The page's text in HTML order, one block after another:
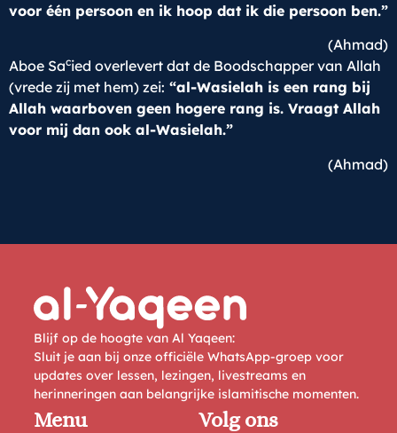
voor één persoon en ik hoop dat ik die persoon ben.”
(Ahmad)
Aboe Sacied overlevert dat de Boodschapper van Allah
(vrede zij met hem) zei: “al-Wasielah is een rang bij
Allah waarboven geen hogere rang is. Vraagt Allah
voor mij dan ook al-Wasielah.”
(Ahmad)
Blijf op de hoogte van Al Yaqeen:
Sluit je aan bij onze officiële WhatsApp-groep voor
updates over lessen, lezingen, livestreams en
herinneringen aan belangrijke islamitische momenten.
Menu Volg ons